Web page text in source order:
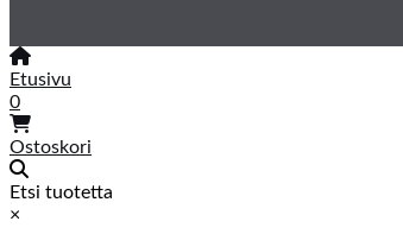
Etusivu
0
Ostoskori
Etsi tuotetta
×